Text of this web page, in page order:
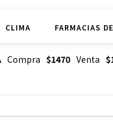
CLIMA FARMACIAS
Compra $1470Venta